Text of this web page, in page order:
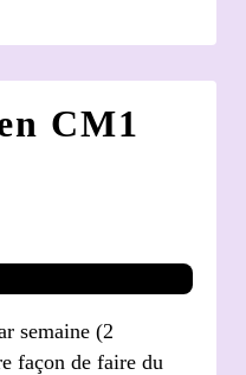
CM1
semaine (2
façon de faire du